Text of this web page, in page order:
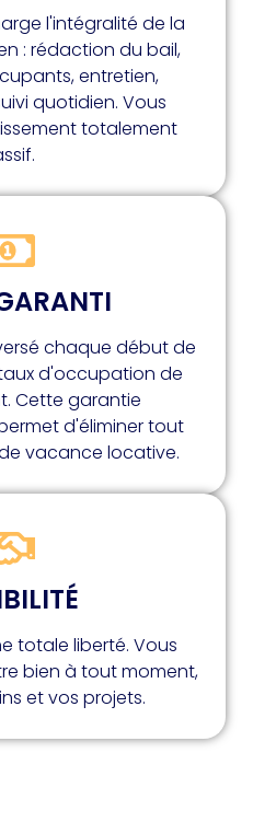
l'intégralité de la
: rédaction du bail,
entretien,
quotidien. Vous
totalement
chaque début de
d'occupation de
Cette garantie
d'éliminer tout
vacance locative.
totale liberté. Vous
bien à tout moment,
et vos projets.